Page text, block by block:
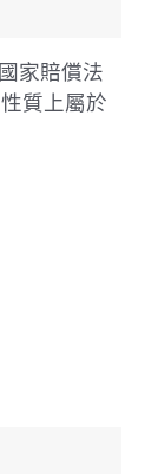
家賠償法
質上屬於